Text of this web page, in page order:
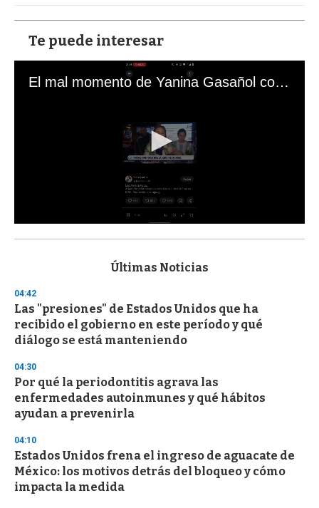
Te puede interesar
El mal momento de Yanina Gasañol con un hincha argentino en "Subrayado"
s
d
s
o
f
3
s
e
c
o
n
Últimas Noticias
04:42
Las "presiones" de Estados Unidos que ha
recibido el gobierno en este período y qué
diálogo se está manteniendo
04:30
Por qué la periodontitis agrava las
enfermedades autoinmunes y qué hábitos
ayudan a prevenirla
04:10
Estados Unidos frena el ingreso de aguacate de
México: los motivos detrás del bloqueo y cómo
impacta la medida